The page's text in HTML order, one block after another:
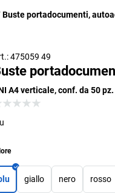
Buste portadocumenti,
475059 49
A4 verticale, conf. da 50 pz.
giallo nero rosso